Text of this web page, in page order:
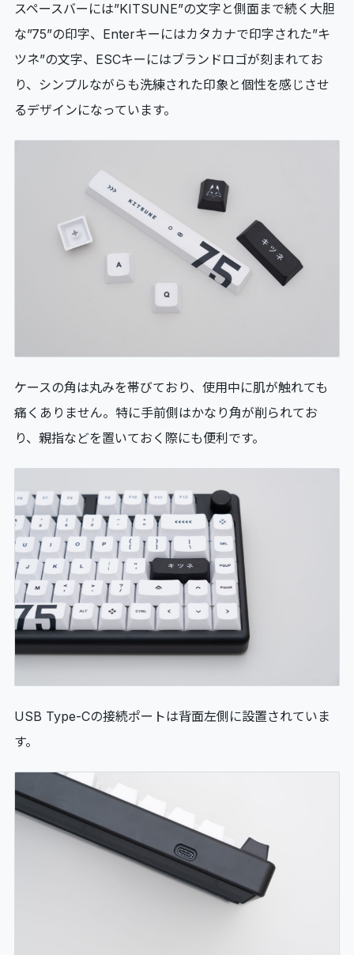
スペースバーには”KITSUNE”の文字と側面まで続く大胆
な”75”の印字、Enterキーにはカタカナで印字された”キ
ツネ”の文字、ESCキーにはブランドロゴが刻まれてお
り、シンプルながらも洗練された印象と個性を感じさせ
るデザインになっています。
ケースの角は丸みを帯びており、使用中に肌が触れても
痛くありません。特に手前側はかなり角が削られてお
り、親指などを置いておく際にも便利です。
USB Type-Cの接続ポートは背面左側に設置されていま
す。